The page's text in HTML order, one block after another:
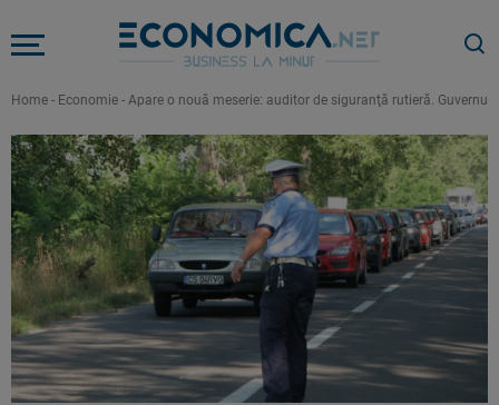
Home - Economie - Apare o nouă meserie: auditor de siguranţă rutieră.